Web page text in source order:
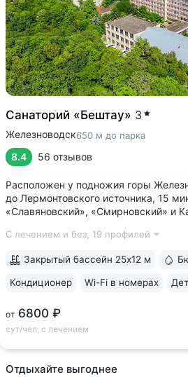
Санаторий «Бештау» 3
Железноводск650 м до парка
8.4 56 отзывов
Расположен у подножия горы
до Лермонтовского источника, 15
«Славяновский», «Смирновский» и
Лечебные ванны с природной
С лечением и без, 19 профилей
от 6800 ₽
сут/чел, с лечением
Закрытый бассейн 25х12 м
Кондиционер Wi-Fi в номерах
Отдыхайте выгоднее